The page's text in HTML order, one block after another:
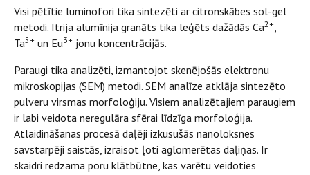
Visi pētītie luminofori tika sintezēti ar citronskābes sol-gel
metodi. Itrija alumīnija granāts tika leģēts dažādās Ca2+
Ta5+ un Eu3+ jonu koncentrācijās.
Paraugi tika analizēti, izmantojot skenējošās elektronu
mikroskopijas (SEM) metodi. SEM analīze atklāja sintezēto
pulveru virsmas morfoloģiju. Visiem analizētajiem paraugiem
ir labi veidota neregulāra sfērai līdzīga morfoloģija.
Atlaidināšanas procesā daļēji izkusušās nanoloksnes
savstarpēji saistās, izraisot ļoti aglomerētas daļiņas. Ir
skaidri redzama poru klātbūtne, kas varētu veidoties